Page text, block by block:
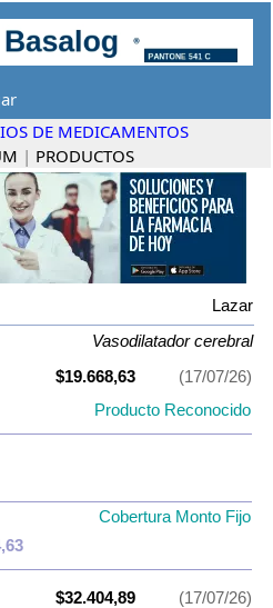
DE MEDICAMENTOS
| PRODUCTOS
Lazar
Vasodilatador cerebral
$19.668,63
(17/07/26)
Producto Reconocido
Cobertura Monto Fijo
$32.404,89
(17/07/26)